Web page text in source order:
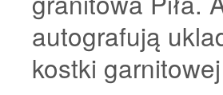
autografują
kostki